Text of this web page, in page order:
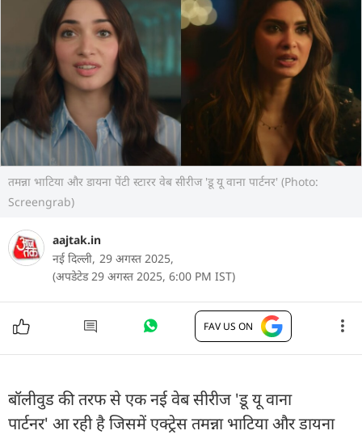
तमन्ना भाटिया और डायना पेंटी स्टारर वेब सीरीज 'डू यू वाना पार्टनर' (Photo:
Screengrab)
aajtak.in
नई दिल्ली, 29 अगस्त 2025,
(अपडेटेड 29 अगस्त 2025, 6:00 PM IST)
FAV US ON
बॉलीवुड की तरफ से एक नई वेब सीरीज 'डू यू वाना
पार्टनर' आ रही है जिसमें एक्ट्रेस तमन्ना भाटिया और डायना